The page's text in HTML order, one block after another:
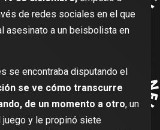
de redes sociales en el que
asesinato a un beisbolista en
se encontraba disputando el
se ve cómo transcurre
de un momento a otro, un
y le propinó siete